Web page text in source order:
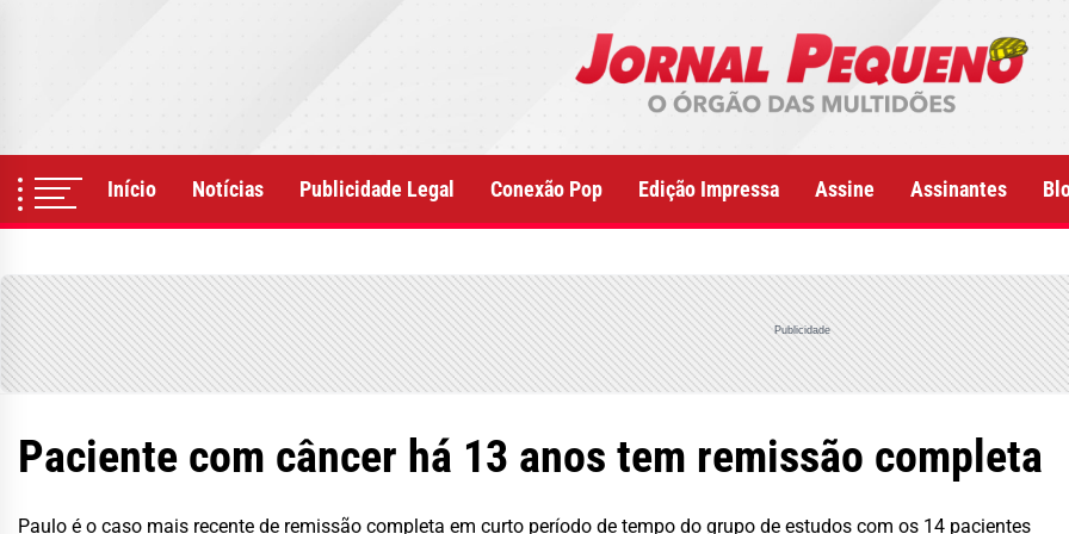
Início Notícias Publicidade Legal Conexão Pop Edição Impressa Assine Assinantes
Publicidade
Paciente com câncer há 13 anos tem remissão completa
Paulo é o caso mais recente de remissão completa em curto período de tempo do grupo de estudos com os 14 pacientes